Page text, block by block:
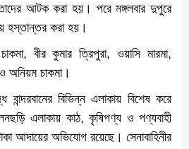
তাদের আটক করা হয়। পরে মঙ্গলবার দুপুরে
হস্তান্তর করা হয়।
বীর কুমার ত্রিপুরা, ওয়াসি মারমা,
অনিয়ম চাকমা।
বিভিন্ন এলাকায় বিশেষ করে
এলাকায় কাঠ, কৃষিপণ্য ও পণ্যবাহী
আদায়ের অভিযোগ রয়েছে। সেনাবাহিনীর